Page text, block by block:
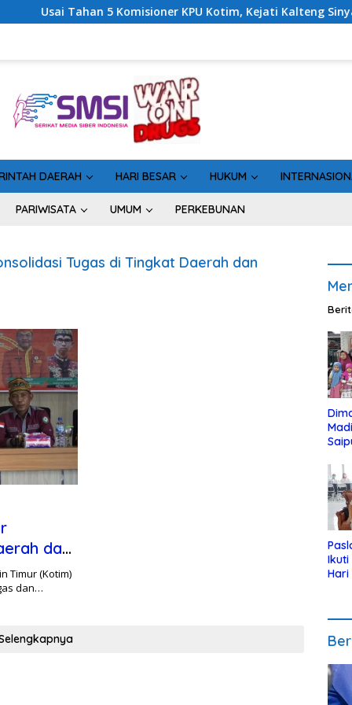
Tahan 5 Komisioner KPU Kotim, Kejati Kalteng Sinyalkan Ada
DAERAH HARI BESAR HUKUM
PARIWISATA UMUM PERKEBUNAN
Tugas di Tingkat Daerah dan
dan
Timur (Kotim)
dan…
Ikuti
Hari